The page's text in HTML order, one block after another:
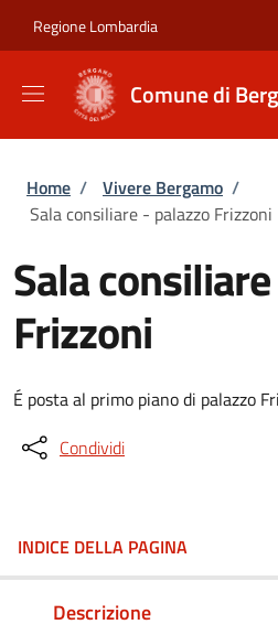
Regione Lombardia
Comune di
Briciole di pane
Home / Vivere Bergamo /
Sala consiliare - palazzo Frizzoni
Sala
Frizzoni
É posta al primo piano di palazzo
Condividi
INDICE DELLA PAGINA
Descrizione